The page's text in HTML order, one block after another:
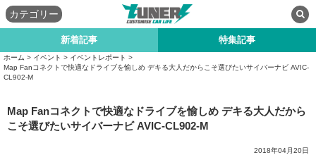
カテゴリー
新着記事 特集記事
ホーム > イベント > イベントレポート >
Map Fanコネクトで快適なドライブを愉しめ デキる大人だからこそ選びたいサイバーナビ AVIC-
CL902-M
Map Fanコネクトで快適なドライブを愉しめ デキる大人だから
こそ選びたいサイバーナビ AVIC-CL902-M
2018年04月20日